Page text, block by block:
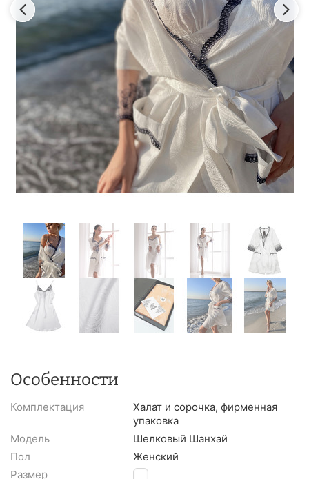
Особенности
Комплектация
Халат и сорочка, фирменная
упаковка
Модель
Шелковый Шанхай
Пол
Женский
Размер
L